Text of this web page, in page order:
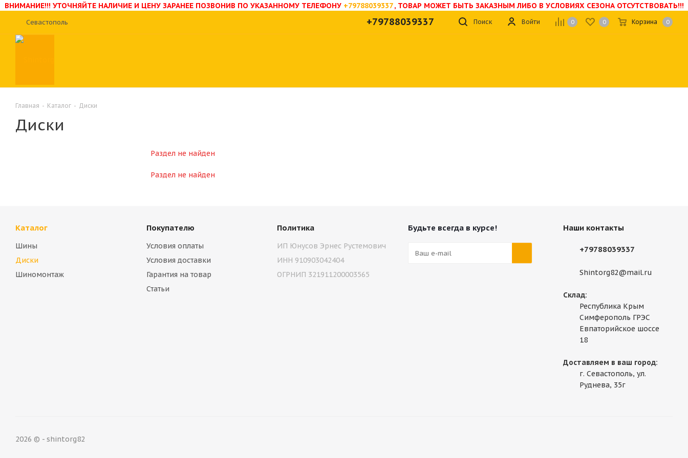
ВНИМАНИЕ!!! УТОЧНЯЙТЕ НАЛИЧИЕ И ЦЕНУ ЗАРАНЕЕ ПОЗВОНИВ ПО УКАЗАННОМУ ТЕЛЕФОНУ +79788039337, ТОВАР МОЖЕТ БЫТЬ ЗАКАЗНЫМ ЛИБО В УСЛОВИЯХ СЕЗОНА ОТСУТСТВОВАТЬ!!!
Севастополь 0 0 Корзина 0
Войти
Поиск
+79788039337
Главная - Каталог - Диски
Диски
Раздел не найден
Раздел не найден
Каталог
Шины
Диски
Шиномонтаж
Покупателю
Условия оплаты
Условия доставки
Гарантия на товар
Статьи
Политика
ИП Юнусов Эрнес Рустемович
ИНН 910903042404
ОГРНИП 321911200003565
Будьте всегда в курсе! Наши контакты
+79788039337
Shintorg82@mail.ru
Склад:
Республика Крым
Симферополь ГРЭС
Евпаторийское шоссе
18
Доставляем в ваш город:
г. Севастополь, ул.
Руднева, 35г
2026 © - shintorg82